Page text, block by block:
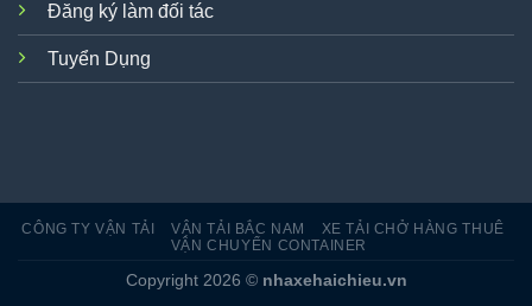
Đăng ký làm đối tác
Tuyển Dụng
CÔNG TY VẬN TẢI VẬN TẢI BẮC NAM
XE TẢI CHỞ HÀNG THUÊ
VẬN CHUYỂN CONTAINER
Copyright 2026 © nhaxehaichieu.vn